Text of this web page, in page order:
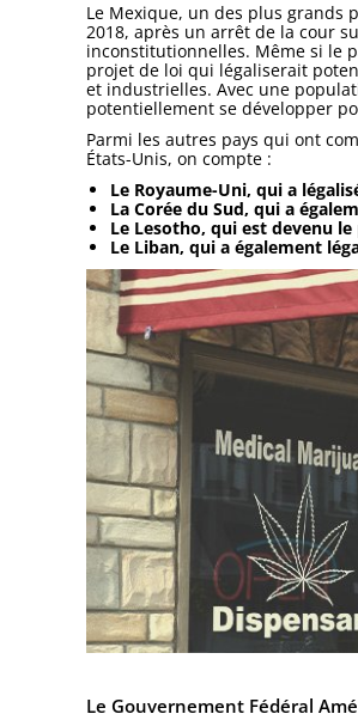
Le Mexique, un des plus grands
2018, après un arrêt de la cour
inconstitutionnelles. Même si le
projet de loi qui légaliserait
et industrielles. Avec une
potentiellement se développer
Parmi les autres pays qui ont
États-Unis, on compte :
Le Royaume-Uni, qui a
La Corée du Sud, qui a
Le Lesotho, qui est devenu
Le Liban, qui a également
Le Gouvernement Fédéral